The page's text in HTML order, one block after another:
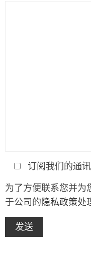
订阅我们的通讯
为了方便联系您并为
于公司的隐私政策处